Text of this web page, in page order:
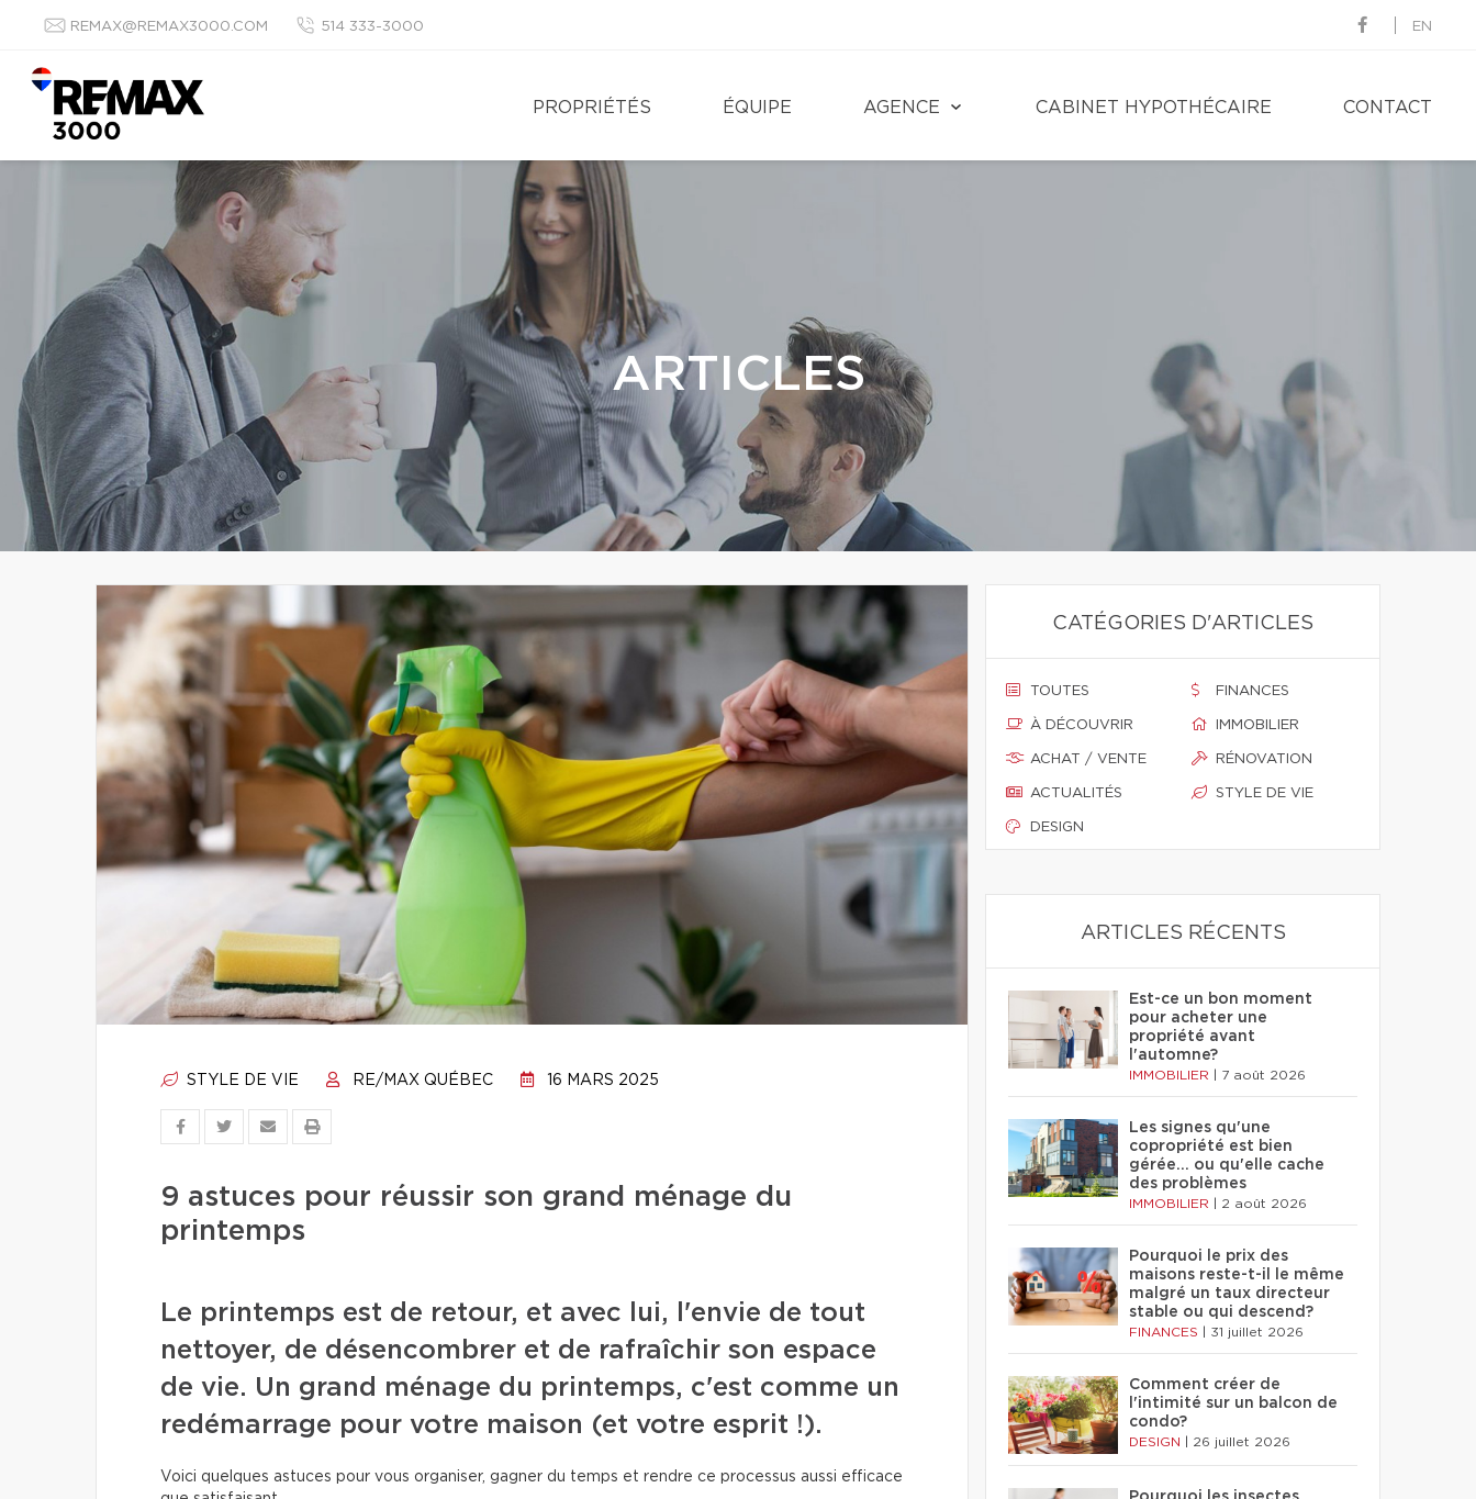
REMAX@REMAX3000.COM 514 333-3000 EN
PROPRIÉTÉS ÉQUIPE AGENCE CABINET HYPOTHÉCAIRE CONTACT
ARTICLES
STYLE DE VIE RE/MAX QUÉBEC 16 MARS 2025
9 astuces pour réussir son grand ménage du
printemps
Le printemps est de retour, et avec lui, l'envie de tout
nettoyer, de désencombrer et de rafraîchir son espace
de vie. Un grand ménage du printemps, c'est comme un
redémarrage pour votre maison (et votre esprit !).
Voici quelques astuces pour vous organiser, gagner du temps et rendre ce processus aussi efficace
CATÉGORIES D'ARTICLES
TOUTES
À DÉCOUVRIR
ACHAT / VENTE
ACTUALITÉS
DESIGN
FINANCES
IMMOBILIER
RÉNOVATION
STYLE DE VIE
ARTICLES RÉCENTS
Est-ce un bon moment
pour acheter une
propriété avant
l'automne?
IMMOBILIER 7 août 2026
Les signes qu'une
copropriété est bien
gérée… ou qu'elle cache
des problèmes
IMMOBILIER 2 août 2026
Pourquoi le prix des
maisons reste-t-il le même
malgré un taux directeur
stable ou qui descend?
FINANCES 31 juillet 2026
Comment créer de
l'intimité sur un balcon de
condo?
DESIGN 26 juillet 2026